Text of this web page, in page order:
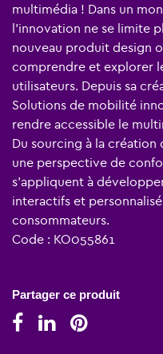
multimédia ! Dans un
l’innovation ne se limite
nouveau produit design
comprendre et explorer
utilisateurs. Depuis sa
Solutions de mobilité
rendre accessible le
Du sourcing à la création
une perspective de
s’appliquent à
interactifs et
consommateurs.
Code : KO055861
Partager ce produit